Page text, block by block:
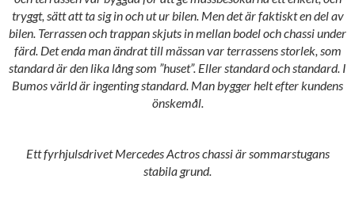
tryggt, sätt att ta sig in och ut ur bilen. Men det är faktiskt en del av
bilen. Terrassen och trappan skjuts in mellan bodel och chassi under
färd. Det enda man ändrat till mässan var terrassens storlek, som
standard är den lika lång som ”huset”. Eller standard och standard. I
Bumos värld är ingenting standard. Man bygger helt efter kundens
önskemål.
Ett fyrhjulsdrivet Mercedes Actros chassi är sommarstugans
stabila grund.